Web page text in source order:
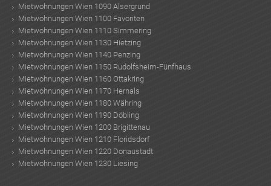
Mietwohnungen Wien 1090 Alsergrund
Mietwohnungen Wien 1100 Favoriten
Mietwohnungen Wien 1110 Simmering
Mietwohnungen Wien 1130 Hietzing
Mietwohnungen Wien 1140 Penzing
Mietwohnungen Wien 1150 Rudolfsheim-Fünfhaus
Mietwohnungen Wien 1160 Ottakring
Mietwohnungen Wien 1170 Hernals
Mietwohnungen Wien 1180 Währing
Mietwohnungen Wien 1190 Döbling
Mietwohnungen Wien 1200 Brigittenau
Mietwohnungen Wien 1210 Floridsdorf
Mietwohnungen Wien 1220 Donaustadt
Mietwohnungen Wien 1230 Liesing